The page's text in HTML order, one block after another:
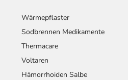
Wärmepflaster
Sodbrennen Medikamente
Thermacare
Voltaren
Hämorrhoiden Salbe